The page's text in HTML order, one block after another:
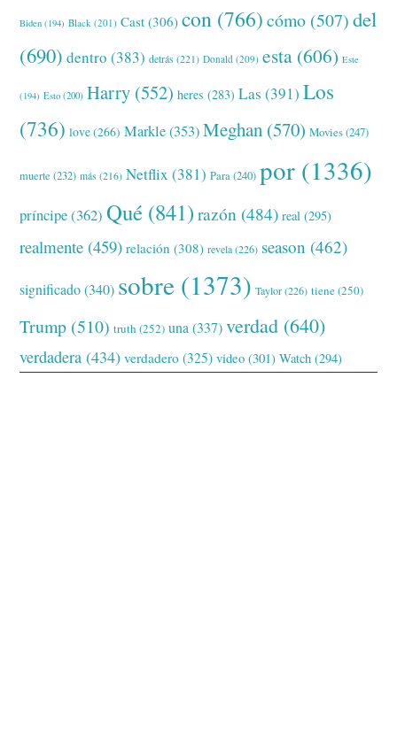
Biden (194) Black (201) Cast (306) con (766) cómo (507) del
(690) dentro (383) detrás (221) Donald (209) esta (606) Este
(194) Esto (200) Harry (552) heres (283) Las (391) Los
(736) love(266) Markle(353) Meghan (570) Movies(247)
muerte (232) más (216) Netflix (381) Para(240) por (1336)
príncipe(362) Qué (841) razón (484) real (295)
realmente (459) relación (308) revela(226) season (462)
significado(340) sobre (1373) Taylor(226) tiene(250)
Trump (510) truth (252) una(337) verdad (640)
verdadera (434) verdadero (325) video (301) Watch (294)